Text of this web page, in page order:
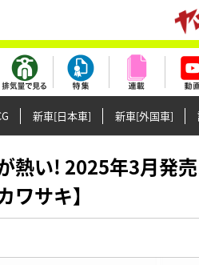
新車[日本車] 新車[外国車]
熱い! 2025年3月発
サキ】